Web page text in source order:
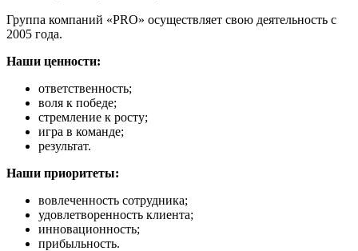
Группа компаний «PRO» осуществляет свою деятельность с
2005 года.
Наши ценности:
ответственность;
воля к победе;
стремление к росту;
игра в команде;
результат.
Наши приоритеты:
вовлеченность сотрудника;
удовлетворенность клиента;
инновационность;
прибыльность.